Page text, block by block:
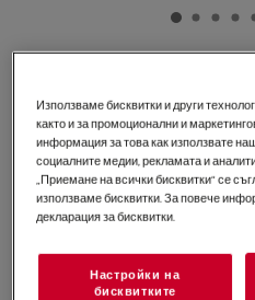
Съдомиялна
cm
0 (0)
Инструкциите за
безопасност съгласно
Използваме бисквитки и други
както и за промоционални и
информация за това как използвате
социалните медии, рекламата и
„Приемане на всички бисквитки“ се
използваме бисквитки. За повече
декларация за бисквитки.
Настройки на
бисквитките